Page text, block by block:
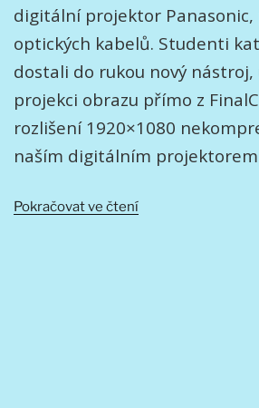
digitální projektor
optických kabelů. Studenti
dostali do rukou nový
projekci obrazu přímo z
rozlišení 1920×1080
naším digitálním projektorem
Pokračovat ve čtení„4.